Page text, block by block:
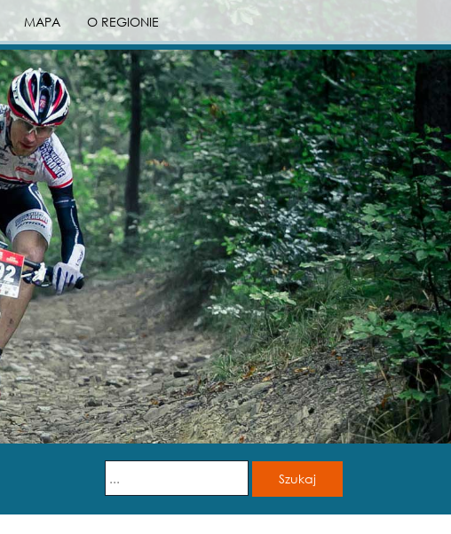
MAPA O REGIONIE